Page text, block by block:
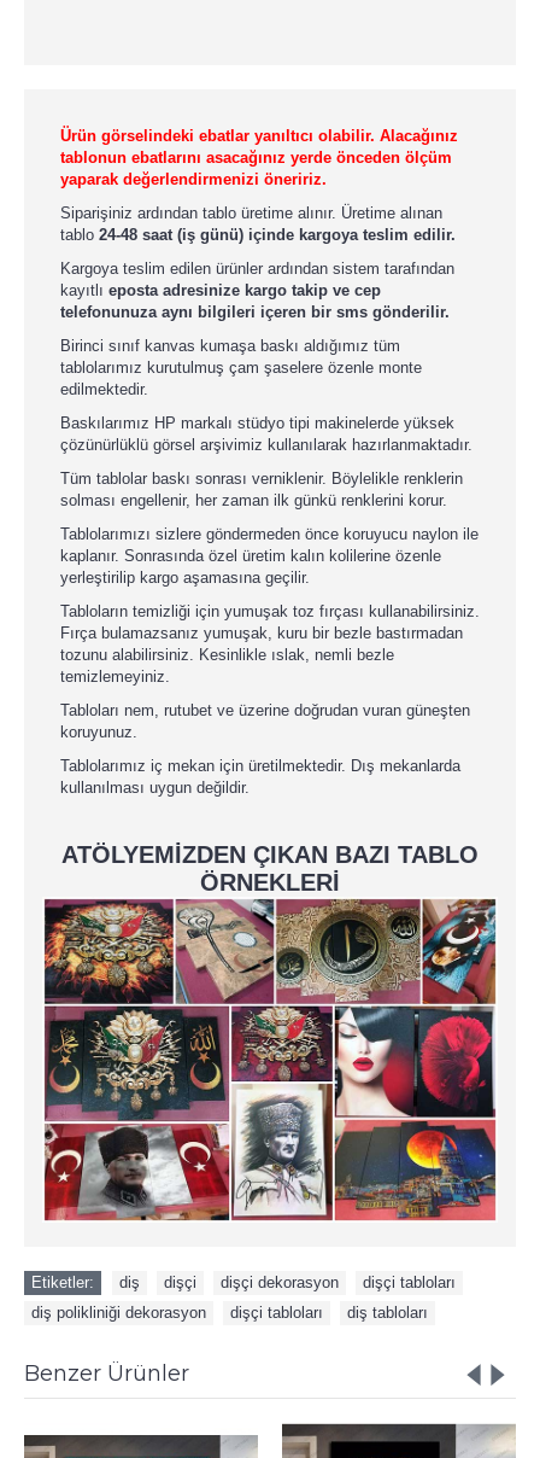
Ürün görselindeki ebatlar yanıltıcı olabilir. Alacağınız
tablonun ebatlarını asacağınız yerde önceden ölçüm
yaparak değerlendirmenizi öneririz.
Siparişiniz ardından tablo üretime alınır. Üretime alınan
tablo 24-48 saat (iş günü) içinde kargoya teslim edilir.
Kargoya teslim edilen ürünler ardından sistem tarafından
kayıtlı eposta adresinize kargo takip ve cep
telefonunuza aynı bilgileri içeren bir sms gönderilir.
Birinci sınıf kanvas kumaşa baskı aldığımız tüm
tablolarımız kurutulmuş çam şaselere özenle monte
edilmektedir.
Baskılarımız HP markalı stüdyo tipi makinelerde yüksek
çözünürlüklü görsel arşivimiz kullanılarak hazırlanmaktadır.
Tüm tablolar baskı sonrası verniklenir. Böylelikle renklerin
solması engellenir, her zaman ilk günkü renklerini korur.
Tablolarımızı sizlere göndermeden önce koruyucu naylon ile
kaplanır. Sonrasında özel üretim kalın kolilerine özenle
yerleştirilip kargo aşamasına geçilir.
Tabloların temizliği için yumuşak toz fırçası kullanabilirsiniz.
Fırça bulamazsanız yumuşak, kuru bir bezle bastırmadan
tozunu alabilirsiniz. Kesinlikle ıslak, nemli bezle
temizlemeyiniz.
Tabloları nem, rutubet ve üzerine doğrudan vuran güneşten
koruyunuz.
Tablolarımız iç mekan için üretilmektedir. Dış mekanlarda
kullanılması uygun değildir.
ATÖLYEMİZDEN ÇIKAN BAZI TABLO
ÖRNEKLERİ
Etiketler: diş dişçi dişçi dekorasyon dişçi tabloları
diş polikliniği dekorasyon
dişçi tabloları diş tabloları
Benzer Ürünler